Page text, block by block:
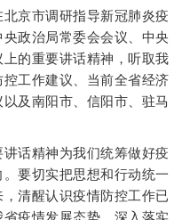
京市调研指导新冠肺炎疫
政治局常委会会议、中央
的重要讲话精神，听取我
工作建议、当前全省经济
及南阳市、信阳市、驻马
话精神为我们统筹做好疫
要切实把思想和行动统一
清醒认识疫情防控工作已
疫情发展态势，深入落实